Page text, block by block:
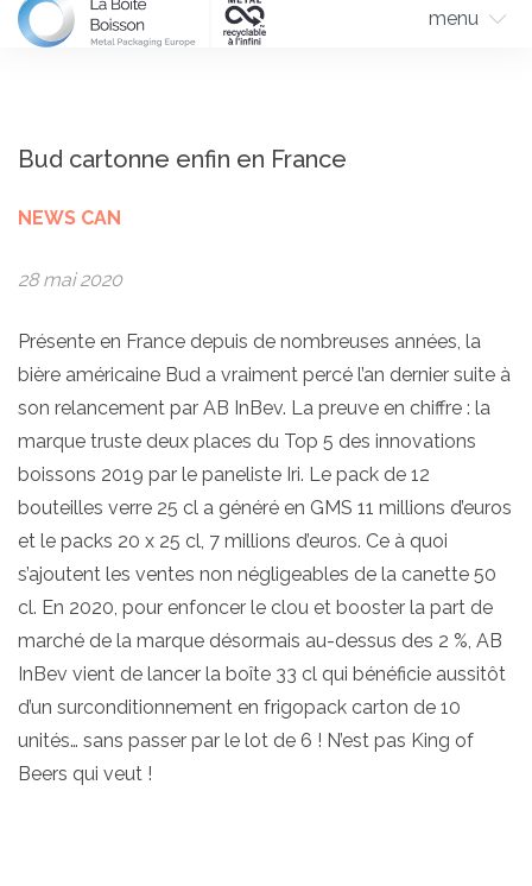
menu
Bud cartonne enfin en France
NEWS CAN
28 mai 2020
Présente en France depuis de nombreuses années, la
bière américaine Bud a vraiment percé l’an dernier suite à
son relancement par AB InBev. La preuve en chiffre : la
marque truste deux places du Top 5 des innovations
boissons 2019 par le paneliste Iri. Le pack de 12
bouteilles verre 25 cl a généré en GMS 11 millions d’euros
et le packs 20 x 25 cl, 7 millions d’euros. Ce à quoi
s’ajoutent les ventes non négligeables de la canette 50
cl. En 2020, pour enfoncer le clou et booster la part de
marché de la marque désormais au-dessus des 2 %, AB
InBev vient de lancer la boîte 33 cl qui bénéficie aussitôt
d’un surconditionnement en frigopack carton de 10
unités… sans passer par le lot de 6 ! N’est pas King of
Beers qui veut !